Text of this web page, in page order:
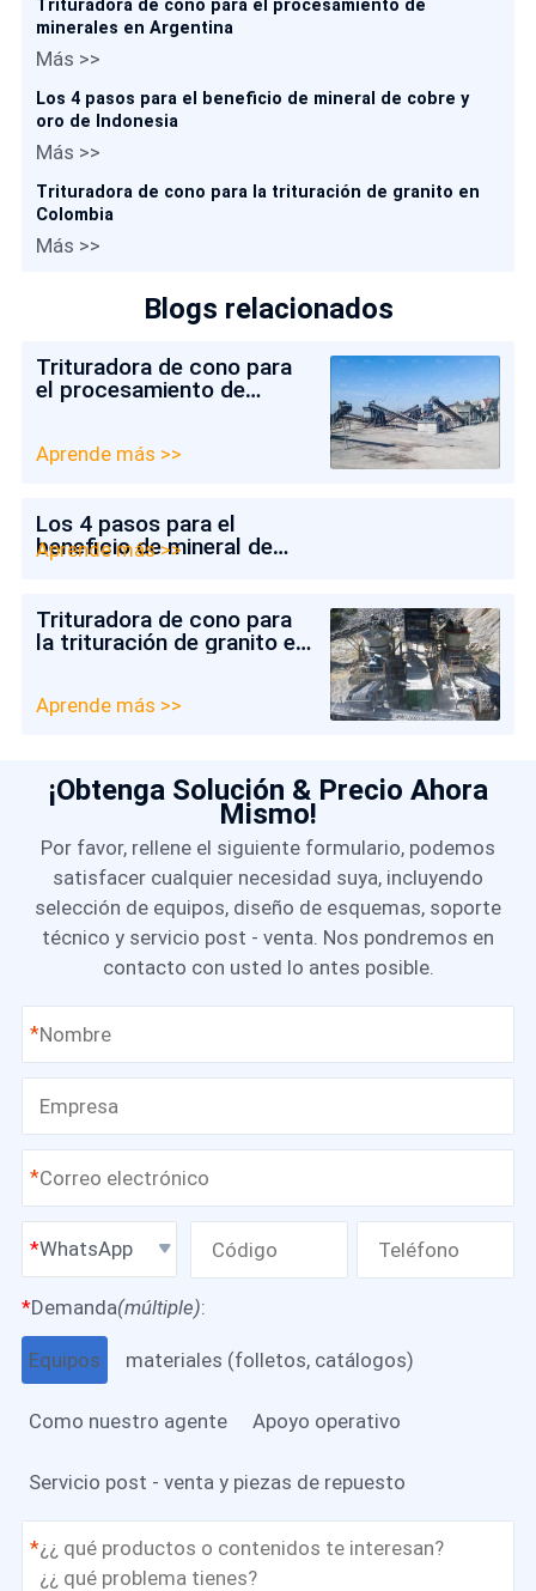
Trituradora de cono para el procesamiento de
minerales en Argentina
Más >>
Los 4 pasos para el beneficio de mineral de cobre y
oro de Indonesia
Más >>
Trituradora de cono para la trituración de granito en
Colombia
Más >>
Blogs relacionados
Trituradora de cono para
el procesamiento de
Aprende más >>
Los 4 pasos para el
beneficio de mineral de
cobre y oro de Indonesia
Aprende más >>
Trituradora de cono para
la trituración de granito en
Aprende más >>
¡Obtenga Solución & Precio Ahora
Mismo!
Por favor, rellene el siguiente formulario, podemos
satisfacer cualquier necesidad suya, incluyendo
selección de equipos, diseño de esquemas, soporte
técnico y servicio post - venta. Nos pondremos en
contacto con usted lo antes posible.
*
*
WhatsApp
*Demanda(múltiple):
Equipos materiales (folletos, catálogos)
Como nuestro agente Apoyo operativo
Servicio post - venta y piezas de repuesto
*